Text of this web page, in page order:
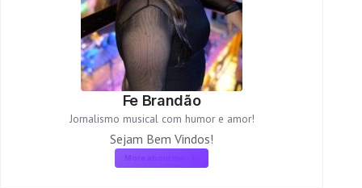
Fe Brandão
Jornalismo musical com humor e amor!
Sejam Bem Vindos!
More about me